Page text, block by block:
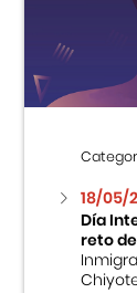
Centro
Cursos
Museo
Fondo
Teatro
18/05/
Día
reto